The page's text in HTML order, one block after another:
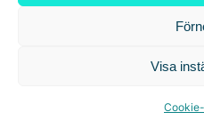
Visa
Copyright © 2025 All rights